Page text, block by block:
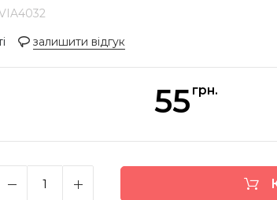
залишити відгук
55 грн.